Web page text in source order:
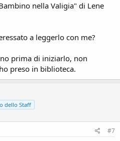
nella Valigia" di Lene
a leggerlo con me?
prima di iniziarlo, non
preso in biblioteca.
dello Staff
#7